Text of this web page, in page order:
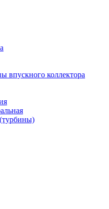
впускного коллектора